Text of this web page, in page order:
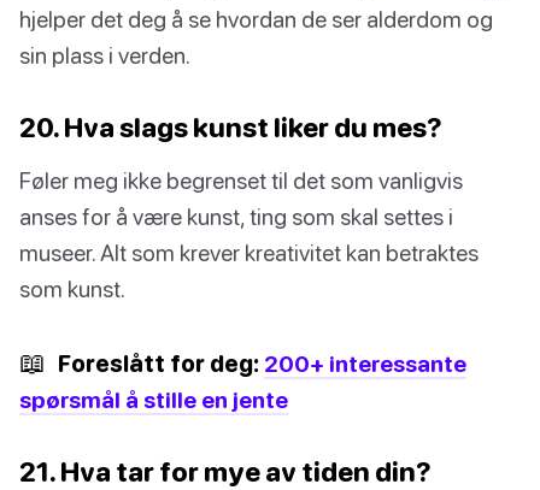
hjelper det deg å se hvordan de ser alderdom og
sin plass i verden.
20. Hva slags kunst liker du mes?
Føler meg ikke begrenset til det som vanligvis
anses for å være kunst, ting som skal settes i
museer. Alt som krever kreativitet kan betraktes
som kunst.
📖 Foreslått for deg: 200+ interessante
spørsmål å stille en jente
21. Hva tar for mye av tiden din?